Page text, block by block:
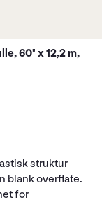
60" x 12,2 m,
struktur
blank overflate.
for